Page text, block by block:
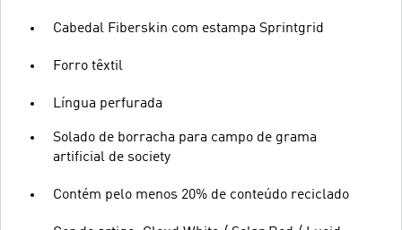
Cabedal Fiberskin com estampa Sprintgrid
Forro têxtil
Língua perfurada
Solado de borracha para campo de grama
artificial de society
Contém pelo menos 20% de conteúdo reciclado